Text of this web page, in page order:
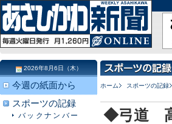
ホーム スポーツの記録
◆弓道 高
2026年8月6日（木）
今週の紙面から
スポーツの記録
バックナンバー